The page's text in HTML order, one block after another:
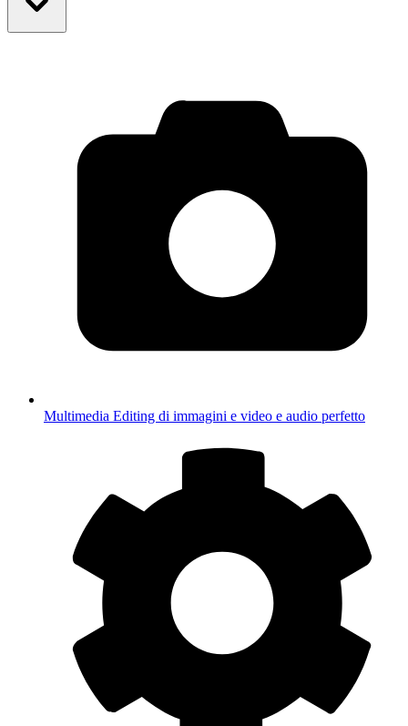
Multimedia Editing di immagini e video e audio perfetto